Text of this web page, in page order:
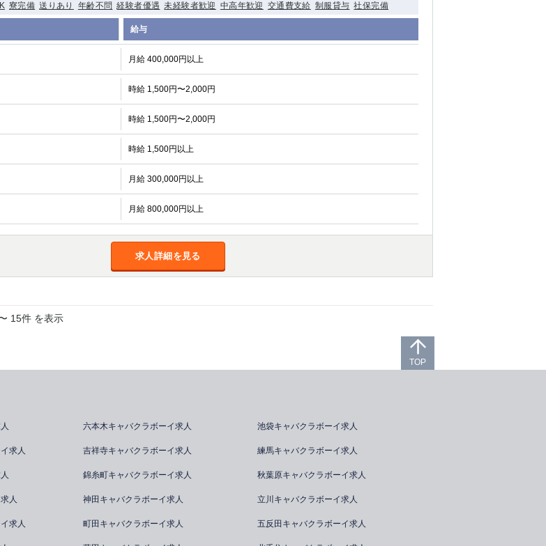
寮完備 送りあり 年齢不問 経験者優遇 未経験者歓迎 中高年歓迎 交通費支給 制服貸与 社保完備
給与
月給 400,000円以上
時給 1,500円〜2,000円
時給 1,500円〜2,000円
時給 1,500円以上
月給 300,000円以上
月給 800,000円以上
求人詳細を見る
15件 を表示
六本木キャバクラボーイ求人 池袋キャバクラボーイ求人
求人 吉祥寺キャバクラボーイ求人 練馬キャバクラボーイ求人
錦糸町キャバクラボーイ求人 秋葉原キャバクラボーイ求人
人 神田キャバクラボーイ求人 立川キャバクラボーイ求人
求人 町田キャバクラボーイ求人 五反田キャバクラボーイ求人
TOP